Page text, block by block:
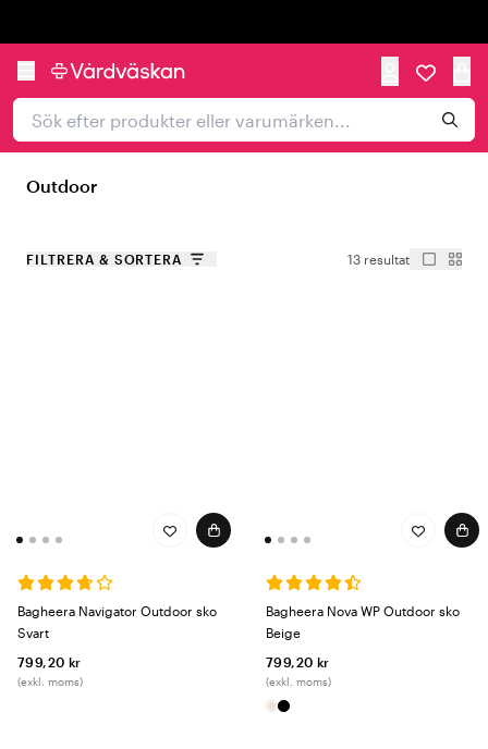
Outdoor
FILTRERA & SORTERA 13 resultat
Bagheera Navigator Outdoor sko
Svart
799,20 kr
(exkl. moms)
Bagheera Nova WP Outdoor sko
Beige
799,20 kr
(exkl. moms)